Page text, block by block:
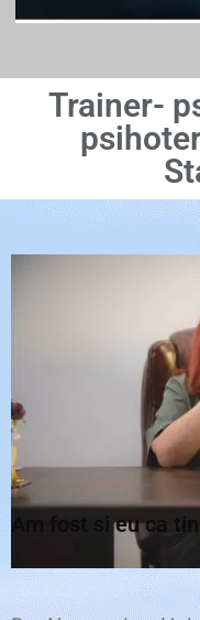
Trainer-
Am fost si eu ca